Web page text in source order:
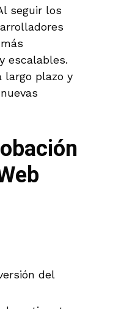
seguir los
escalables.
largo plazo y
del